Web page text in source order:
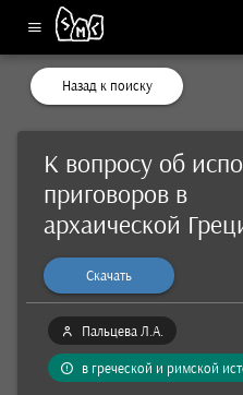
Назад к поиску
К вопросу об
приговоров в
архаической
Скачать
Пальцева Л.А.
в греческой и римской